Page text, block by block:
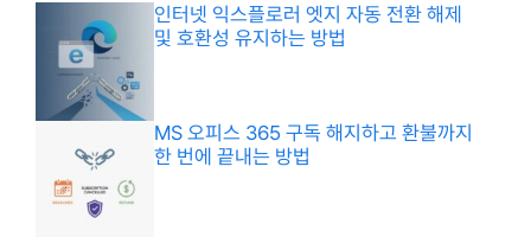
인터넷 익스플로러 엣지 자동 전환 해제
및 호환성 유지하는 방법
MS 오피스 365 구독 해지하고 환불까지
한 번에 끝내는 방법